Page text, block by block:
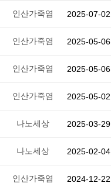
인산가죽염 2025-07-02
인산가죽염 2025-05-06
인산가죽염 2025-05-06
인산가죽염 2025-05-02
나노세상 2025-03-29
나노세상 2025-02-04
인산가죽염 2024-12-22